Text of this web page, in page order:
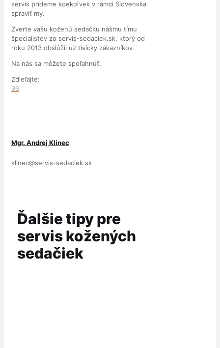
servis prídeme kdekoľvek v rámci Slovenska
spraviť my.
Zverte vašu koženú sedačku nášmu tímu
špecialistov zo servis-sedaciek.sk, ktorý od
roku 2013 obslúžil už tisícky zákazníkov.
Na nás sa môžete spoľahnúť.
Zdieľajte:
96
Mgr. Andrej Klinec
klinec@servis-sedaciek.sk
Ďalšie tipy pre
servis kožených
sedačiek